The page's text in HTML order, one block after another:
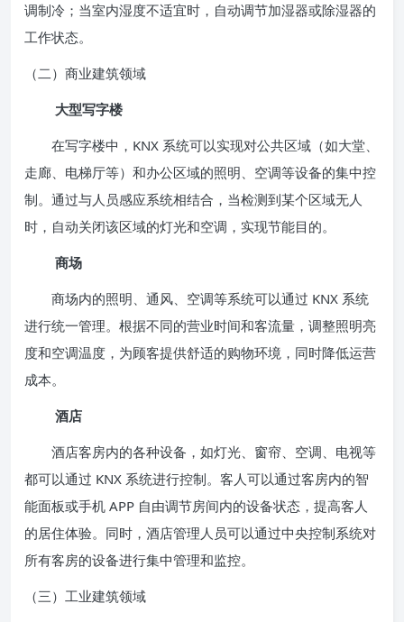
调制冷；当室内湿度不适宜时，自动调节加湿器或除湿器的
工作状态。
（二）商业建筑领域
大型写字楼
在写字楼中，KNX 系统可以实现对公共区域（如大堂、
走廊、电梯厅等）和办公区域的照明、空调等设备的集中控
制。通过与人员感应系统相结合，当检测到某个区域无人
时，自动关闭该区域的灯光和空调，实现节能目的。
商场
商场内的照明、通风、空调等系统可以通过 KNX 系统
进行统一管理。根据不同的营业时间和客流量，调整照明亮
度和空调温度，为顾客提供舒适的购物环境，同时降低运营
成本。
酒店
酒店客房内的各种设备，如灯光、窗帘、空调、电视等
都可以通过 KNX 系统进行控制。客人可以通过客房内的智
能面板或手机 APP 自由调节房间内的设备状态，提高客人
的居住体验。同时，酒店管理人员可以通过中央控制系统对
所有客房的设备进行集中管理和监控。
（三）工业建筑领域